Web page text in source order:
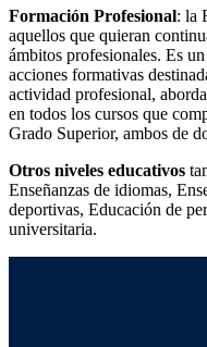
Formación Profesional: la
aquellos que quieran
ámbitos profesionales. Es
acciones formativas
actividad profesional,
en todos los cursos que
Grado Superior, ambos de
Otros niveles educativos
Enseñanzas de idiomas,
deportivas, Educación de
universitaria.